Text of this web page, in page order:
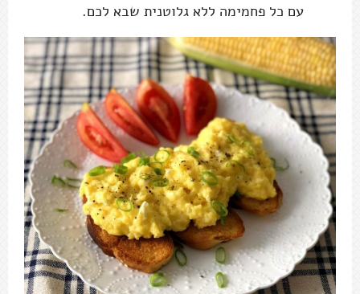
עם כל פחמימה ללא גלוטנית שבא לכם.